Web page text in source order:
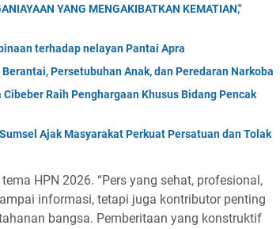
YANG MENGAKIBATKAN KEMATIAN,"
terhadap nelayan Pantai Apra
Persetubuhan Anak, dan Peredaran Narkoba
Raih Penghargaan Khusus Bidang Pencak
Ajak Masyarakat Perkuat Persatuan dan Tolak
HPN 2026. “Pers yang sehat, profesional,
informasi, tetapi juga kontributor penting
bangsa. Pemberitaan yang konstruktif